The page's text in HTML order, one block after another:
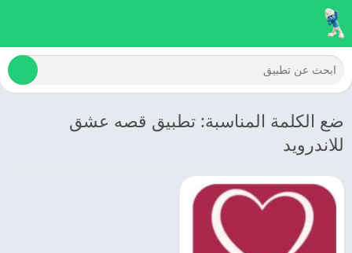
ضع الكلمة المناسبة: تطبيق قصه عشق
للاندرويد